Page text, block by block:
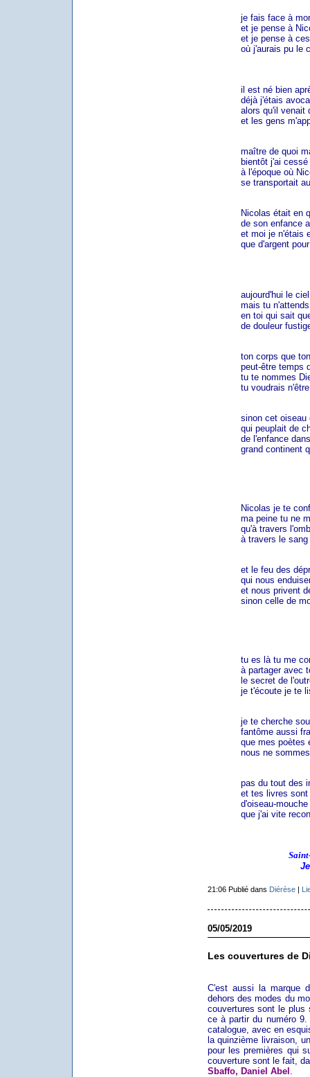
je fais face à mon
et je pense à
et je pense à ces
où j'aurais pu le
il est né bien
déjà j'étais
alors qu'il venait
et les gens
maître de quoi
bientôt j'ai cessé
à l'époque où
se transportait au
Nicolas était en
de son enfance
et moi je n'étais
que d'argent pour
aujourd'hui le ciel
mais tu n'attends
en toi qui sait quel
de douleur fustige
ton corps que ton
peut-être temps
tu te nommes
tu voudrais n'être
sinon cet oiseau
qui peuplait de
de l'enfance dans
grand continent
Nicolas je te
ma peine tu ne
qu'à travers
à travers le sang
et le feu des
qui nous
et nous privent de
sinon celle de
tu es là tu me
à partager avec
le secret de
je t'écoute je te
je te cherche sous
fantôme aussi
que mes poètes
nous ne sommes
pas du tout des
et tes livres sont
d'oiseau-
que j'ai vite
21:06 Publié dans Diérèse|
05/05/2019
Les couvertures de
C'est aussi la marque
dehors des modes du
couvertures sont le plus
ce à partir du numéro
catalogue, avec en
la quinzième livraison,
pour les premières qui
couverture sont le fait,
Sbaffo, Daniel Abel